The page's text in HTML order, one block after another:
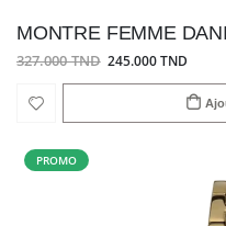
MONTRE FEMME
327.000 TND 245.000 TND
PROMO